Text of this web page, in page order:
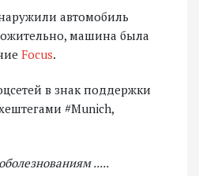
автомобиль
машина была
Focus.
в знак поддержки
#Munich,
.....